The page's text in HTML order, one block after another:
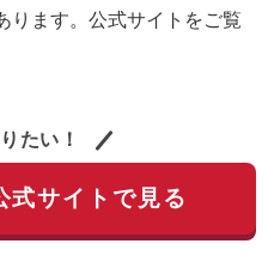
ます。公式サイトをご覧
たい！
式サイトで見る